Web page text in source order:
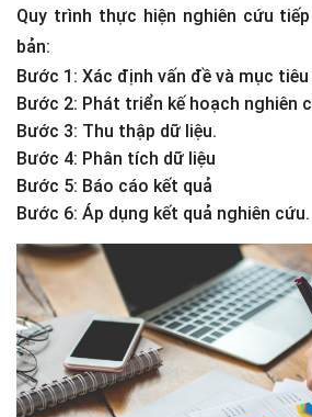
Quy trình thực hiện nghiên cứu
bản:
Bước 1: Xác định vấn đề và mục
Bước 2: Phát triển kế hoạch nghiên
Bước 3: Thu thập dữ liệu.
Bước 4: Phân tích dữ liệu
Bước 5: Báo cáo kết quả
Bước 6: Áp dụng kết quả nghiên cứu.